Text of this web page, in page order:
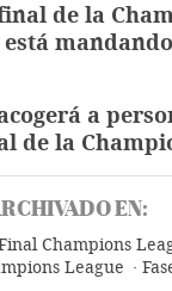
de la
a
de la
EN:
Champions
League